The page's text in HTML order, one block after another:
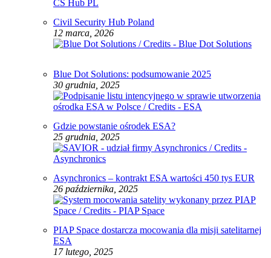
Civil Security Hub Poland
12 marca, 2026
Blue Dot Solutions: podsumowanie 2025
30 grudnia, 2025
Gdzie powstanie ośrodek ESA?
25 grudnia, 2025
Asynchronics – kontrakt ESA wartości 450 tys EUR
26 października, 2025
PIAP Space dostarcza mocowania dla misji satelitarnej
ESA
17 lutego, 2025